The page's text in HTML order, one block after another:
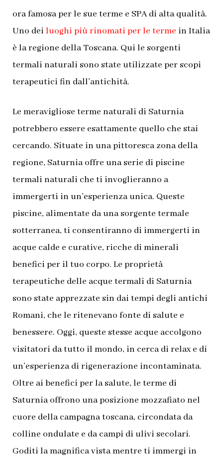
ora famosa per le sue terme e SPA di alta qualità.
Uno deiluoghi più rinomati per le terme in Italia
è la regione della Toscana. Qui le sorgenti
termali naturali sono state utilizzate per scopi
terapeutici fin dall’antichità.
Le meravigliose terme naturali di Saturnia
potrebbero essere esattamente quello che stai
cercando. Situate in una pittoresca zona della
regione, Saturnia offre una serie di piscine
termali naturali che ti invoglieranno a
immergerti in un’esperienza unica. Queste
piscine, alimentate da una sorgente termale
sotterranea, ti consentiranno di immergerti in
acque calde e curative, ricche di minerali
benefici per il tuo corpo. Le proprietà
terapeutiche delle acque termali di Saturnia
sono state apprezzate sin dai tempi degli antichi
Romani, che le ritenevano fonte di salute e
benessere. Oggi, queste stesse acque accolgono
visitatori da tutto il mondo, in cerca di relax e di
un’esperienza di rigenerazione incontaminata.
Oltre ai benefici per la salute, le terme di
Saturnia offrono una posizione mozzafiato nel
cuore della campagna toscana, circondata da
colline ondulate e da campi di ulivi secolari.
Goditi la magnifica vista mentre ti immergi in